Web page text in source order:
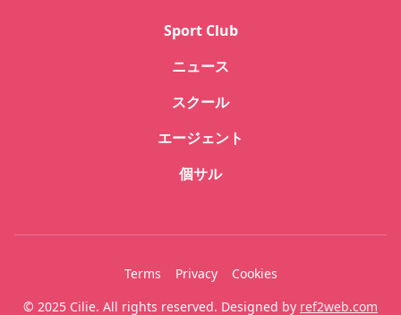
Sport Club
ニュース
スクール
エージェント
個サル
© 2025 Cilie. All rights reserved. Designed by ref2web.com
Terms Privacy Cookies